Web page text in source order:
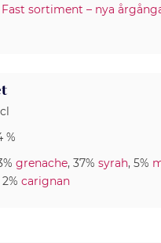
Fast sortiment – nya
%
grenache, 37% syrah, 5%
2% carignan